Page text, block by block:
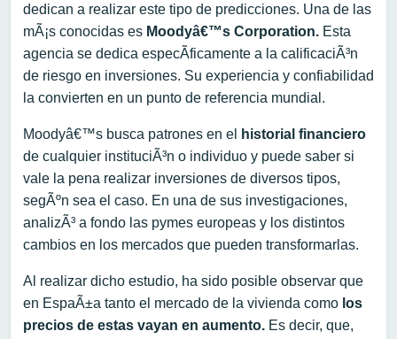
dedican a realizar este tipo de predicciones. Una de las
mÃ¡s conocidas es Moodyâ€™s Corporation. Esta
agencia se dedica especÃ­ficamente a la calificaciÃ³n
de riesgo en inversiones. Su experiencia y confiabilidad
la convierten en un punto de referencia mundial.
Moodyâ€™s busca patrones en el
historial financiero
de cualquier instituciÃ³n o individuo y puede saber si
vale la pena realizar inversiones de diversos tipos,
segÃºn sea el caso. En una de sus investigaciones,
analizÃ³ a fondo las pymes europeas y los distintos
cambios en los mercados que pueden transformarlas.
Al realizar dicho estudio, ha sido posible observar que
en EspaÃ±a tanto el mercado de la vivienda como los
precios de estas vayan en aumento. Es decir, que,